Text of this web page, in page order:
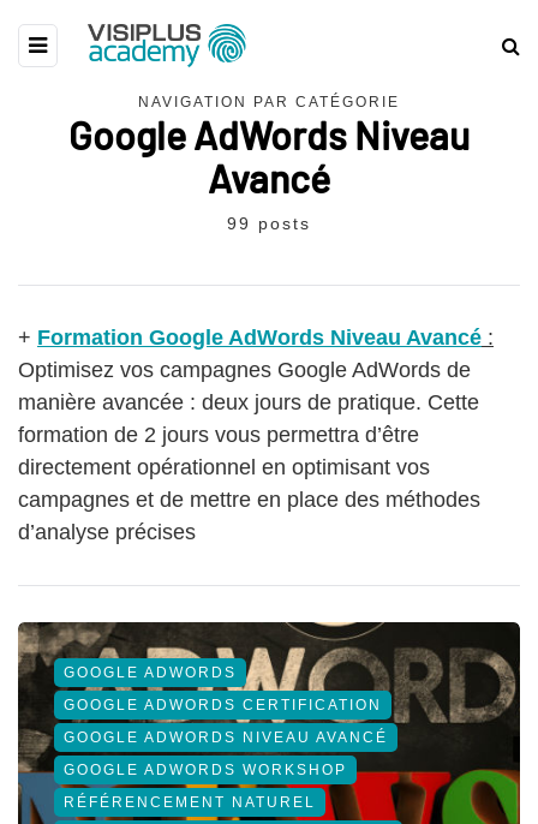
NAVIGATION PAR CATÉGORIE
Google AdWords Niveau
Avancé
99 posts
+ Formation Google AdWords Niveau Avancé :
Optimisez vos campagnes Google AdWords de
manière avancée : deux jours de pratique. Cette
formation de 2 jours vous permettra d’être
directement opérationnel en optimisant vos
campagnes et de mettre en place des méthodes
d’analyse précises
GOOGLE ADWORDS
GOOGLE ADWORDS CERTIFICATION
GOOGLE ADWORDS NIVEAU AVANCÉ
GOOGLE ADWORDS WORKSHOP
RÉFÉRENCEMENT NATUREL